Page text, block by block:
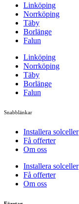
Linköping
Norrköping
Täby
Borlänge
Falun
Linköping
Norrköping
Täby
Borlänge
Falun
Snabblänkar
Installera solceller
Få offerter
Om oss
Installera solceller
Få offerter
Om oss